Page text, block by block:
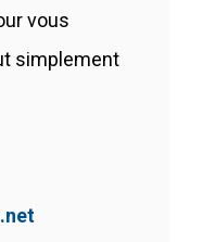
vous
simplement